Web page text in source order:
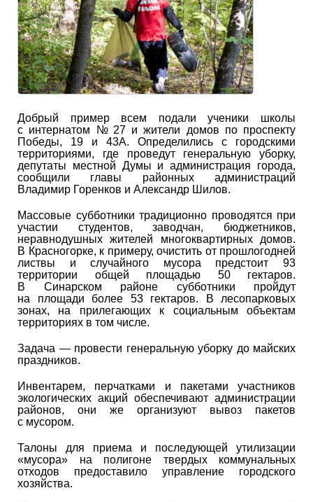
Добрый пример всем подали ученики школы
с интернатом № 27 и жители домов по проспекту
Победы, 19 и 43А. Определились с городскими
территориями, где проведут генеральную уборку,
депутаты местной Думы и администрация города,
сообщили главы районных администраций
Владимир Горенков и Александр Шилов.
Массовые субботники традиционно проводятся при
участии студентов, заводчан, бюджетников,
неравнодушных жителей многоквартирных домов.
В Красногорке, к примеру, очистить от прошлогодней
листвы и случайного мусора предстоит 93
территории общей площадью 50 гектаров.
В Синарском районе субботники пройдут
на площади более 53 гектаров. В лесопарковых
зонах, на прилегающих к социальным объектам
территориях в том числе.
Задача — провести генеральную уборку до майских
праздников.
Инвентарем, перчатками и пакетами участников
экологических акций обеспечивают администрации
районов, они же организуют вывоз пакетов
с мусором.
Талоны для приема и последующей утилизации
«мусора» на полигоне твердых коммунальных
отходов предоставило управление городского
хозяйства.